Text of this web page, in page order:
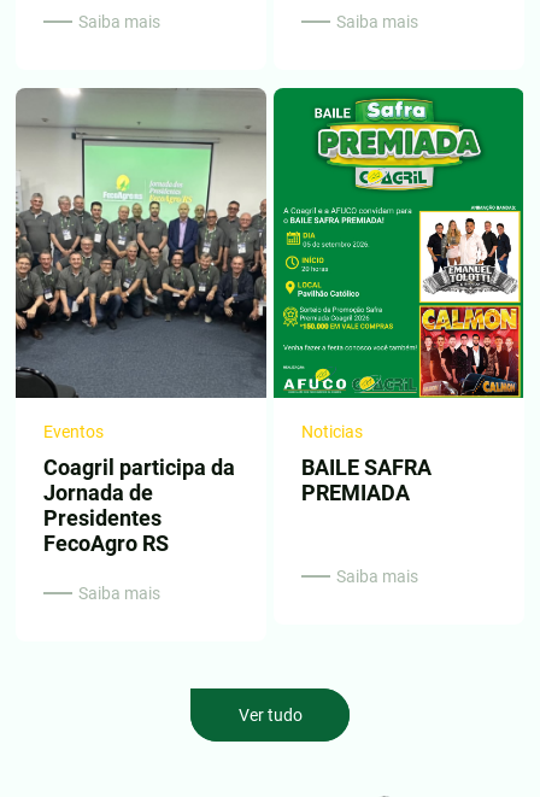
Saiba mais Saiba mais
Eventos
Coagril participa da
Jornada de
Presidentes
FecoAgro RS
Saiba mais
Noticias
BAILE SAFRA
PREMIADA
Saiba mais
Ver tudo